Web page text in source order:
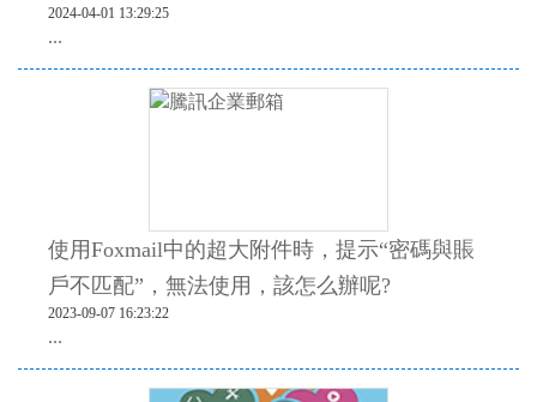
2024-04-01 13:29:25
...
使用Foxmail中的超大附件時，提示“密碼與賬
戶不匹配”，無法使用，該怎么辦呢?
2023-09-07 16:23:22
...